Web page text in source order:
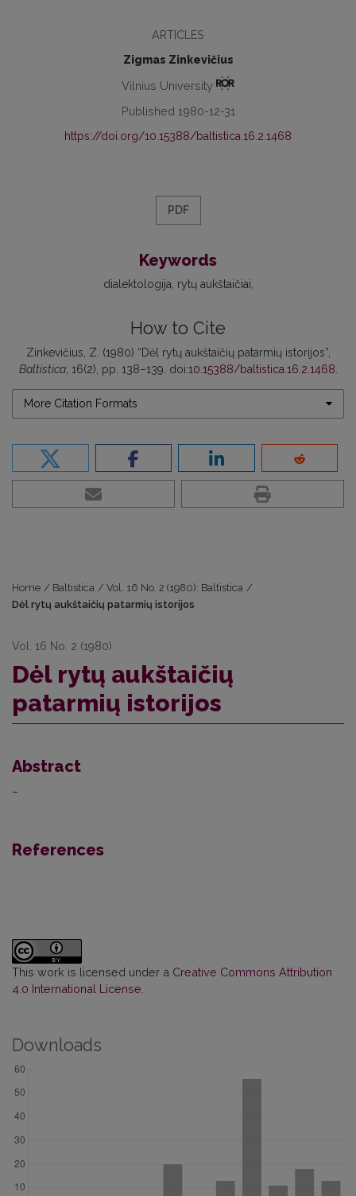
ARTICLES
Zigmas Zinkevičius
Vilnius University
Published 1980-12-31
https://doi.org/10.15388/baltistica.16.2.1468
PDF
Keywords
dialektologija rytų aukštaičiai
How to Cite
Zinkevičius, Z. (1980) “Dėl rytų aukštaičių patarmių istorijos”,
Baltistica, 16(2), pp. 138–139. doi:10.15388/baltistica.16.2.1468
More Citation Formats
Home / Baltistica / Vol. 16 No. 2 (1980): Baltistica /
Dėl rytų aukštaičių patarmių istorijos
Vol. 16 No. 2 (1980)
Dėl rytų aukštaičių
patarmių istorijos
Abstract
–
References
This work is licensed under a Creative Commons Attribution
4.0 International License
Downloads